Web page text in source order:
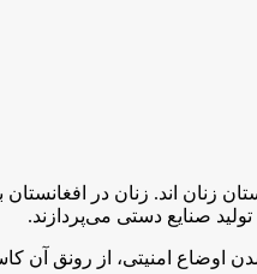
به 90 درصد تولیدکنندگان صنایع دستی در
صنایع دستی می‌پردازند.
اوضاع امنیتی، از رونق آن